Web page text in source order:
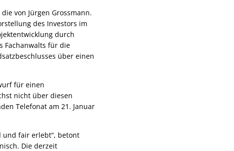
von Jürgen Grossmann.
des Investors im
durch
Fachanwalts für die
über einen
für einen
nicht über diesen
Telefonat am 21. Januar
und fair erlebt“, betont
Die derzeit